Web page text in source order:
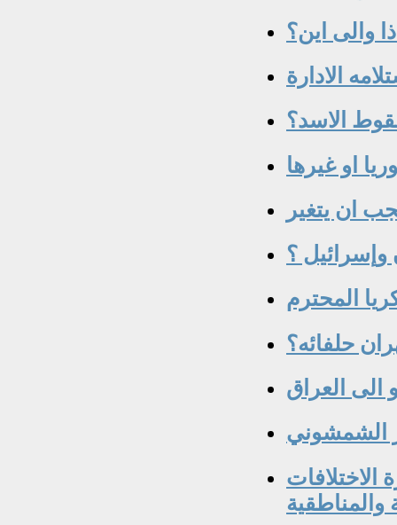
والى اين؟
الادارة
الاسد؟
او غيرها
ان يتغير
وإسرائيل ؟
المحترم
حلفائه؟
الى العراق
الشمشوني
الاختلافات